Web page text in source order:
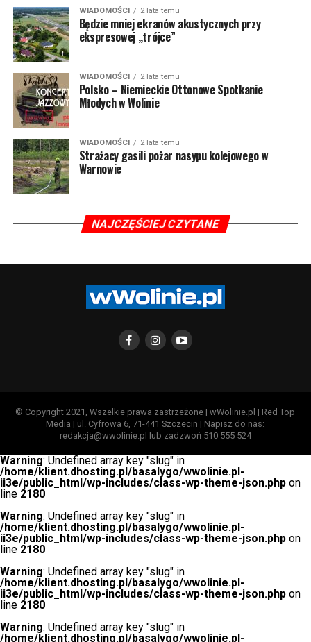
WIADOMOŚCI 2 lata temu
Będzie mniej ekranów akustycznych przy
ekspresowej „trójce”
WIADOMOŚCI 2 lata temu
Polsko – Niemieckie Ottonowe Spotkanie
Młodych w Wolinie
WIADOMOŚCI 2 lata temu
Strażacy gasili pożar nasypu kolejowego w
Warnowie
NAJCZĘŚCIEJ CZYTANE
© Copyright 2021, Wszelkie prawa zastrzeżone | wWolinie.pl | Red Top
Media | ul. Cyfrowa 6, 71-441 Szczecin | Napisz do nas:
redakcja@wwolinie.pl lub zadzwoń 510 555 524
Warning: Undefined array key "slug" in
/home/klient.dhosting.pl/basalygo/wwolinie.pl-
ii3e/public_html/wp-includes/class-wp-theme-json.php on
line 2180
Warning: Undefined array key "slug" in
/home/klient.dhosting.pl/basalygo/wwolinie.pl-
ii3e/public_html/wp-includes/class-wp-theme-json.php on
line 2180
Warning: Undefined array key "slug" in
/home/klient.dhosting.pl/basalygo/wwolinie.pl-
ii3e/public_html/wp-includes/class-wp-theme-json.php on
line 2180
Warning: Undefined array key "slug" in
/home/klient.dhosting.pl/basalygo/wwolinie.pl-